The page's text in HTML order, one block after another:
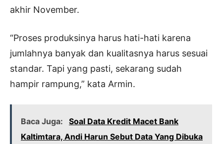
akhir November.
“Proses produksinya harus hati-hati karena
jumlahnya banyak dan kualitasnya harus sesuai
standar. Tapi yang pasti, sekarang sudah
hampir rampung,” kata Armin.
Baca Juga:
Soal Data Kredit Macet Bank
Kaltimtara, Andi Harun Sebut Data Yang Dibuka